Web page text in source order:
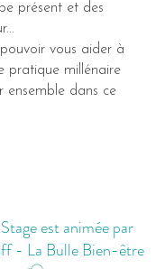
présent et des
vous aider à
pratique millénaire
ensemble dans ce
est animée par
- La Bulle Bien-être